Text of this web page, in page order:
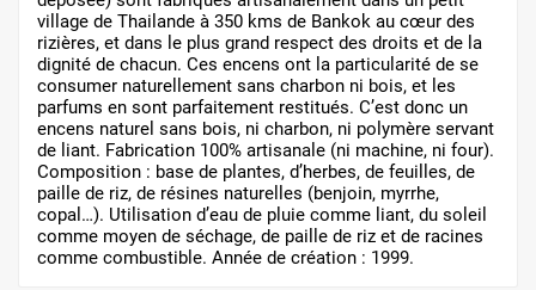
village de Thailande à 350 kms de Bankok au cœur des
rizières, et dans le plus grand respect des droits et de la
dignité de chacun. Ces encens ont la particularité de se
consumer naturellement sans charbon ni bois, et les
parfums en sont parfaitement restitués. C’est donc un
encens naturel sans bois, ni charbon, ni polymère servant
de liant. Fabrication 100% artisanale (ni machine, ni four).
Composition : base de plantes, d’herbes, de feuilles, de
paille de riz, de résines naturelles (benjoin, myrrhe,
copal…). Utilisation d’eau de pluie comme liant, du soleil
comme moyen de séchage, de paille de riz et de racines
comme combustible. Année de création : 1999.